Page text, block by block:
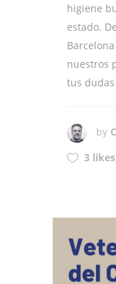
higiene
estado.
nuestros
tus
by
3 likes